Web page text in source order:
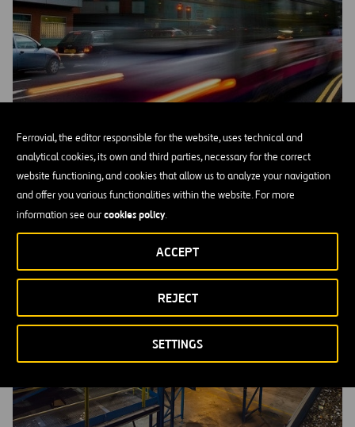
Ferrovial, the editor responsible for the website, uses technical and
analytical cookies, its own and third parties, necessary for the correct
website functioning, and cookies that allow us to analyze your navigation
and offer you various functionalities within the website. For more
information see ourcookies policy.
SETTINGS
REJECT
ACCEPT
Instituto Europeo de Innovación y Tecnología (EIT)
MÁS INFORMACIÓN